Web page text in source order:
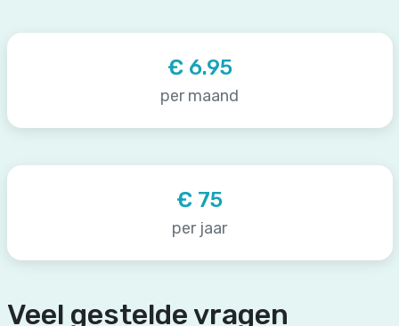
€ 6.95
per maand
€ 75
per jaar
Veel gestelde vragen